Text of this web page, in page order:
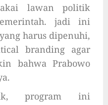
lawan politik
jadi ini
harus dipenuhi,
branding agar
bahwa Prabowo
program ini